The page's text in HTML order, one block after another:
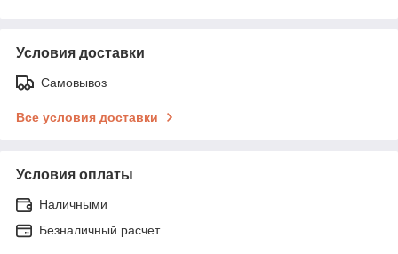
Условия доставки
Самовывоз
Все условия доставки
Условия оплаты
Наличными
Безналичный расчет